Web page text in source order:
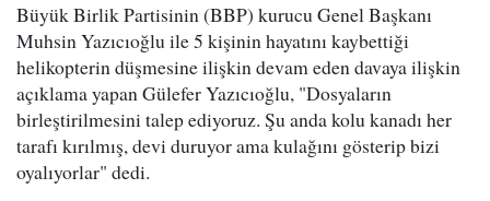
Büyük Birlik Partisinin (BBP) kurucu Genel Başkanı
Muhsin Yazıcıoğlu ile 5 kişinin hayatını kaybettiği
helikopterin düşmesine ilişkin devam eden davaya ilişkin
açıklama yapan Gülefer Yazıcıoğlu, "Dosyaların
birleştirilmesini talep ediyoruz. Şu anda kolu kanadı her
tarafı kırılmış, devi duruyor ama kulağını gösterip bizi
oyalıyorlar" dedi.